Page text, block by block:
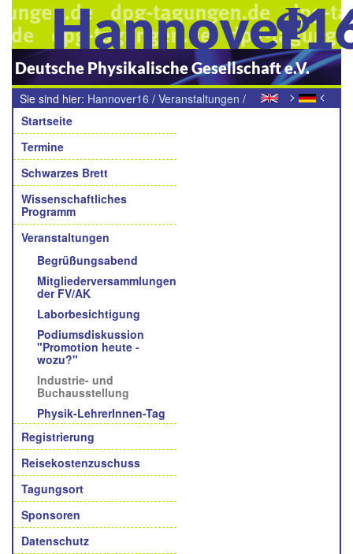
Deutsche Physikalische Gesellschaft e.V.
> <
Sie sind hier: Hannover16 / Veranstaltungen /
Industrie- und Buchausstellung
Navigation
Startseite
Termine
Schwarzes Brett
Wissenschaftliches
Programm
Veranstaltungen
Begrüßungsabend
Mitgliederversammlungen
der FV/AK
Laborbesichtigung
Podiumsdiskussion
"Promotion heute -
wozu?"
Industrie- und
Buchausstellung
Physik-LehrerInnen-Tag
Registrierung
Reisekostenzuschuss
Tagungsort
Sponsoren
Datenschutz